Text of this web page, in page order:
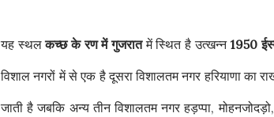
यह स्थलकच्छ के रण में गुजरातमें स्थित है उत्खन्न1950
विशाल नगरों में से एक है दूसरा विशालतम नगर हरियाणा का
जाती है जबकि अन्य तीन विशालतम नगर हड़प्पा,